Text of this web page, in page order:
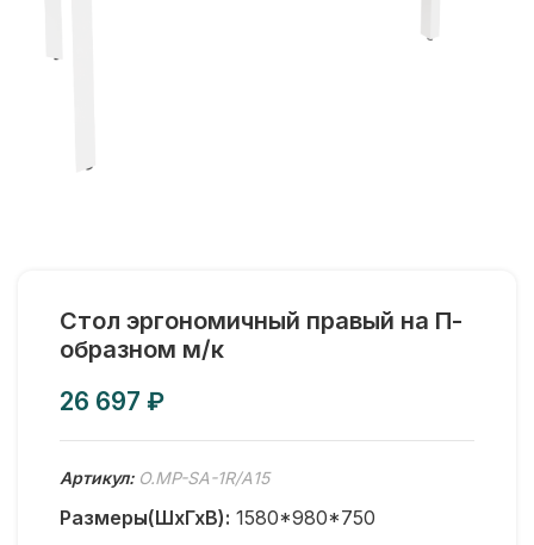
Стол эргономичный правый на П-
образном м/к
₽
Артикул: O.MP-SA-1R/А15
Размеры(ШхГхВ): 1580*980*750